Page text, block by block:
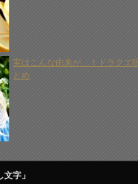
実はこんな由来が…！ドラクエ
とめ
字」